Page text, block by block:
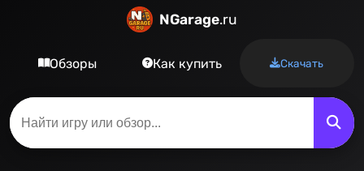
NGarage.ru
Обзоры Как купить Скачать